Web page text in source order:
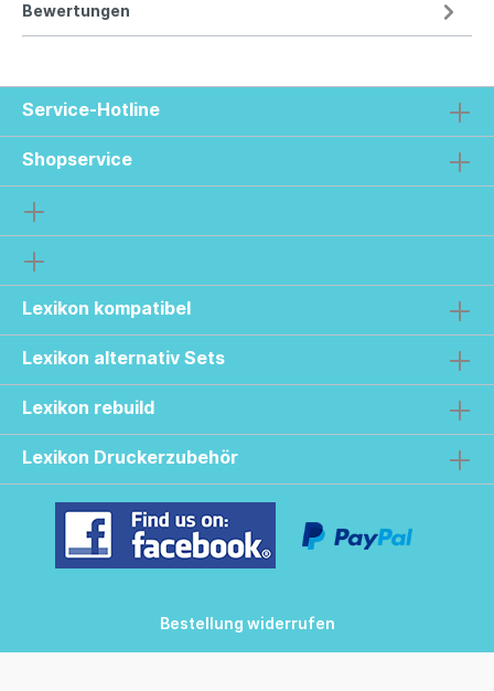
Bewertungen
Service-Hotline
Shopservice
Lexikon kompatibel
Lexikon alternativ Sets
Lexikon rebuild
Lexikon Druckerzubehör
Bestellung widerrufen